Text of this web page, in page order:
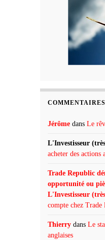
Jérôme dans Le
L'Investisseur
acheter des actions
Trade Republic
opportunité ou
L'Investisseur
compte chez Trade
Thierry dans Le
anglaises